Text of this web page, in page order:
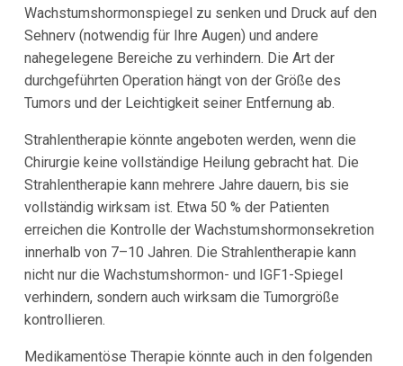
Wachstumshormonspiegel zu senken und Druck auf den
Sehnerv (notwendig für Ihre Augen) und andere
nahegelegene Bereiche zu verhindern. Die Art der
durchgeführten Operation hängt von der Größe des
Tumors und der Leichtigkeit seiner Entfernung ab.
Strahlentherapie könnte angeboten werden, wenn die
Chirurgie keine vollständige Heilung gebracht hat. Die
Strahlentherapie kann mehrere Jahre dauern, bis sie
vollständig wirksam ist. Etwa 50 % der Patienten
erreichen die Kontrolle der Wachstumshormonsekretion
innerhalb von 7–10 Jahren. Die Strahlentherapie kann
nicht nur die Wachstumshormon- und IGF1-Spiegel
verhindern, sondern auch wirksam die Tumorgröße
kontrollieren.
Medikamentöse Therapie könnte auch in den folgenden